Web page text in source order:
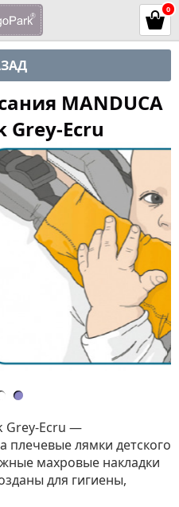
0
MANDUCA
Grey-Ecru
Grey-Ecru —
плечевые лямки детского
махровые накладки
для гигиены,